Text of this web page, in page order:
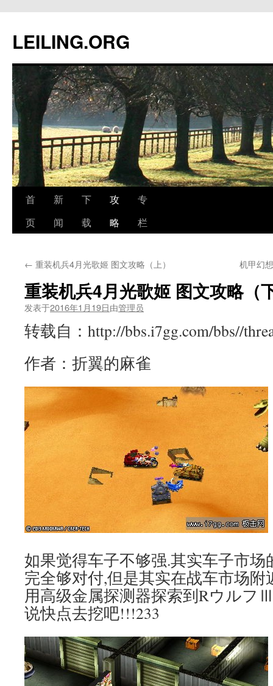
文
LEILING.ORG
首
页
新
闻
下
载
攻
略
专
栏
← 重装机兵4月光歌姬 图文攻略（上） 机甲幻
重装机兵4月光歌姬 图文攻略（
发表于2016年1月19日由管理员
转载自：http://bbs.i7gg.com/bbs//
作者：折翼的麻雀
如果觉得车子不够强.其实车子市场
完全够对付,但是其实在战车市场
用高级金属探测器探索到Rウルフ
说快点去挖吧!!!233